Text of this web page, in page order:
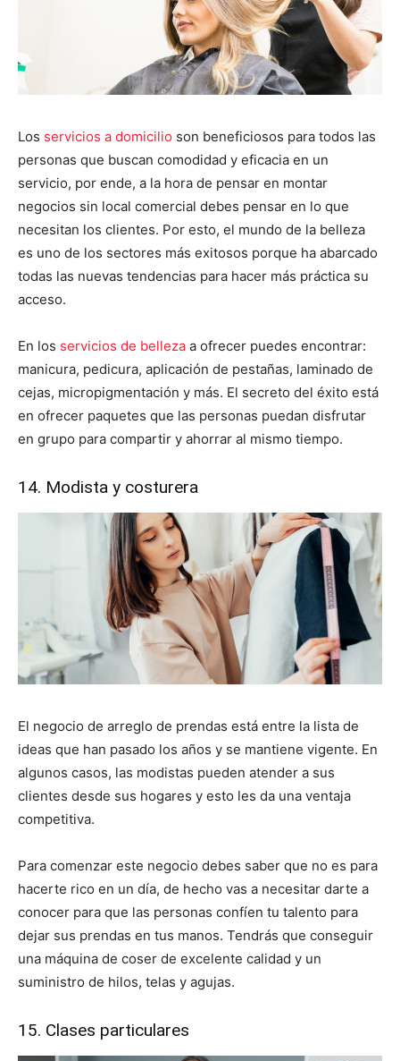
Los servicios a domicilio son beneficiosos para todos las
personas que buscan comodidad y eficacia en un
servicio, por ende, a la hora de pensar en montar
negocios sin local comercial debes pensar en lo que
necesitan los clientes. Por esto, el mundo de la belleza
es uno de los sectores más exitosos porque ha abarcado
todas las nuevas tendencias para hacer más práctica su
acceso.
En los servicios de belleza a ofrecer puedes encontrar:
manicura, pedicura, aplicación de pestañas, laminado de
cejas, micropigmentación y más. El secreto del éxito está
en ofrecer paquetes que las personas puedan disfrutar
en grupo para compartir y ahorrar al mismo tiempo.
14. Modista y costurera
El negocio de arreglo de prendas está entre la lista de
ideas que han pasado los años y se mantiene vigente. En
algunos casos, las modistas pueden atender a sus
clientes desde sus hogares y esto les da una ventaja
competitiva.
Para comenzar este negocio debes saber que no es para
hacerte rico en un día, de hecho vas a necesitar darte a
conocer para que las personas confíen tu talento para
dejar sus prendas en tus manos. Tendrás que conseguir
una máquina de coser de excelente calidad y un
suministro de hilos, telas y agujas.
15. Clases particulares